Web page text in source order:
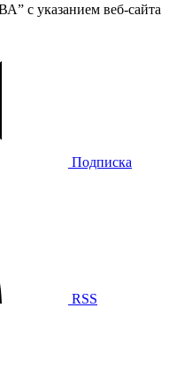
с указанием веб-сайта
Подписка
RSS